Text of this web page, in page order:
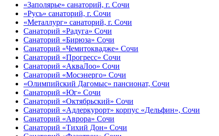
«Заполярье» санаторий, г. Сочи
«Русь» санаторий, г. Сочи
«Металлург» санаторий, г. Сочи
Санаторий «Радуга» Сочи
Санаторий «Бирюза» Сочи
Санаторий «Чемитоквадже» Сочи
Санаторий «Прогресс» Сочи
Санаторий «АкваЛоо» Сочи
Санаторий «Мосэнерго» Сочи
«Олимпийский Дагомыс» пансионат, Сочи
Санаторий «Юг» Сочи
Санаторий «Октябрьский» Сочи
Санаторий «Адлеркурорт» корпус «Дельфин», Сочи
Санаторий «Аврора» Сочи
Санаторий «Тихий Дон» Сочи